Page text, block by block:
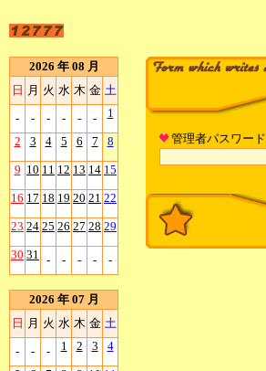
2026 年 08 月
日 月 火 水 木 金 土
- - - - - - 1
2 3 4 5 6 7 8
9 10 11 12 13 14 15
16 17 18 19 20 21 22
23 24 25 26 27 28 29
30 31 - - - - -
2026 年 07 月
日 月 火 水 木 金 土
- - - 1 2 3 4
管理者パスワード